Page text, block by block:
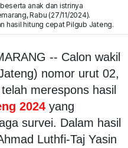
anak dan istrinya
Rabu (27/11/2024).
hasil hitung cepat Pilgub Jateng.
-- Calon wakil
nomor urut 02,
merespons hasil
2024 yang
survei. Dalam hasil
Luthfi-Taj Yasin